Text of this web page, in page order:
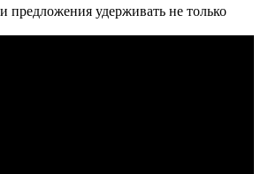
удерживать не только